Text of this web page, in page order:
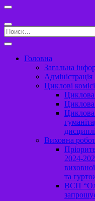
Поиск…
Головна
Загальна
Адміністрація
Циклові
Циклова
Циклова
Циклова
Виховна
2024-
та
ВСП